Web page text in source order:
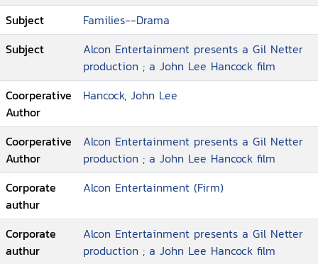
Subject
Families--Drama
Subject
Alcon Entertainment presents a Gil Netter
production ; a John Lee Hancock film
Coorperative
Author
Hancock, John Lee
Coorperative
Author
Alcon Entertainment presents a Gil Netter
production ; a John Lee Hancock film
Corporate
authur
Alcon Entertainment (Firm)
Corporate
authur
Alcon Entertainment presents a Gil Netter
production ; a John Lee Hancock film